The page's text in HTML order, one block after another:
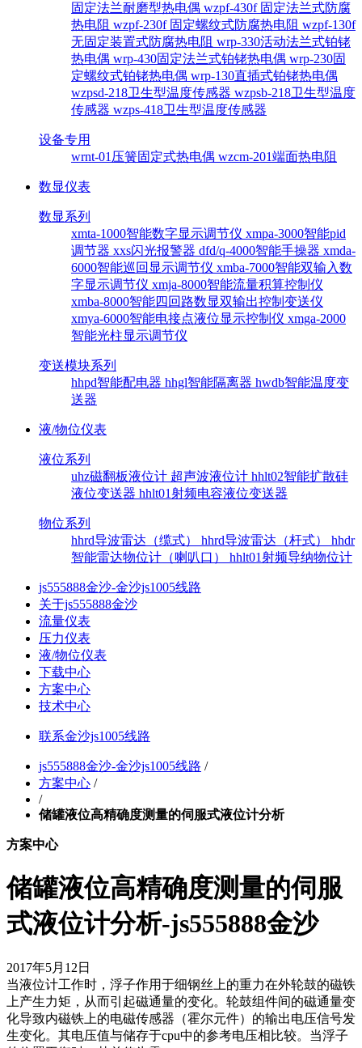
固定法兰耐磨型热电偶 wzpf-430f 固定法兰式防腐
热电阻 wzpf-230f 固定螺纹式防腐热电阻 wzpf-130f
无固定装置式防腐热电阻 wrp-330活动法兰式铂铑
热电偶 wrp-430固定法兰式铂铑热电偶 wrp-230固
定螺纹式铂铑热电偶 wrp-130直插式铂铑热电偶
wzpsd-218卫生型温度传感器 wzpsb-218卫生型温度
传感器 wzps-418卫生型温度传感器
设备专用
wrnt-01压簧固定式热电偶 wzcm-201端面热电阻
数显仪表
数显系列
xmta-1000智能数字显示调节仪 xmpa-3000智能pid
调节器 xxs闪光报警器 dfd/q-4000智能手操器 xmda-
6000智能巡回显示调节仪 xmba-7000智能双输入数
字显示调节仪 xmja-8000智能流量积算控制仪
xmba-8000智能四回路数显双输出控制变送仪
xmya-6000智能电接点液位显示控制仪 xmga-2000
智能光柱显示调节仪
变送模块系列
hhpd智能配电器 hhgl智能隔离器 hwdb智能温度变
送器
液/物位仪表
液位系列
uhz磁翻板液位计 超声波液位计 hhlt02智能扩散硅
液位变送器 hhlt01射频电容液位变送器
物位系列
hhrd导波雷达（缆式） hhrd导波雷达（杆式） hhdr
智能雷达物位计（喇叭口） hhlt01射频导纳物位计
js555888金沙-金沙js1005线路
关于js555888金沙
流量仪表
压力仪表
液/物位仪表
下载中心
方案中心
技术中心
联系金沙js1005线路
js555888金沙-金沙js1005线路 /
方案中心 /
/
储罐液位高精确度测量的伺服式液位计分析
方案中心
储罐液位高精确度测量的伺服
式液位计分析-js555888金沙
2017年5月12日
当液位计工作时，浮子作用于细钢丝上的重力在外轮鼓的磁铁
上产生力矩，从而引起磁通量的变化。轮鼓组件间的磁通量变
化导致内磁铁上的电磁传感器（霍尔元件）的输出电压信号发
生变化。其电压值与储存于cpu中的参考电压相比较。当浮子